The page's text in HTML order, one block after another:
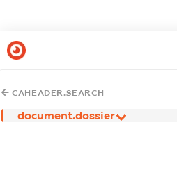
CAHEADER.SEARCH
document.dossier